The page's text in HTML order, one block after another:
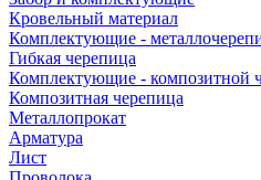
Кровельный материал
Комплектующие -
Гибкая черепица
Комплектующие - композитной
Композитная черепица
Металлопрокат
Арматура
Лист